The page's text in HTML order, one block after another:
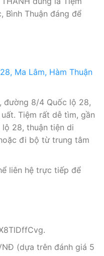
Bình Thuận đáng để
Ma Lâm, Hàm Thuận
đường 8/4 Quốc lộ 28,
Tiệm rất dễ tìm, gần
28, thuận tiện di
đi bộ từ trung tâm
liên hệ trực tiếp để
(dựa trên đánh giá 5